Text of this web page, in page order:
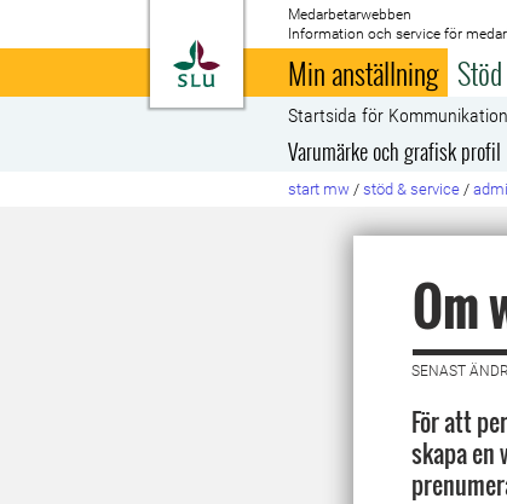
Till startsida
Medarbetarwebben
Information och service för
Min anställning
Startsida för
Varumärke och grafisk profil
start mw / stöd & service /
Om
SENAST
För att
skapa en